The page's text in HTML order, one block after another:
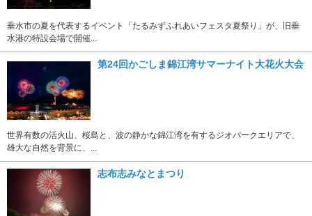
垂水市の夏を代表するイベント「たるみずふれあいフェスタ夏祭り」が、旧垂
水港の特設会場で開催...
第24回かごしま錦江湾サマーナイト大花火大会
世界有数の活火山、桜島と、波の静かな錦江湾を有するジオパークエリアで、
雄大な自然を背景に、...
志布志みなとまつり